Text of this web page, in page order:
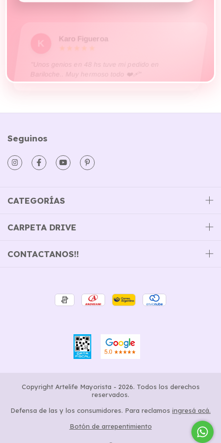
"Unos genios en 48 hs tuve mi pedido en
Bariloche.. Muy hermoso todo ❤️‍🩹"
Seguinos
CATEGORÍAS
CARPETA DRIVE
CONTACTANOS!!
Copyright Artelife Mayorista - 2026. Todos los derechos
reservados.
Defensa de las y los consumidores. Para reclamos ingresá acá.
Botón de arrepentimiento